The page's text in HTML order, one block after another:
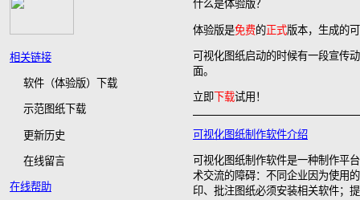
相关链接
软件（体验版）下载
示范图纸下载
更新历史
在线留言
在线帮助
什么是体验版？
体验版是免费的正式版本，生成的
可视化图纸启动的时候有一段宣传
面。
立即 下载试用！
可视化图纸制作软件介绍
可视化图纸制作软件是一种制作平
术交流的障碍：不同企业因为使用
印、批注图纸必须安装相关软件；